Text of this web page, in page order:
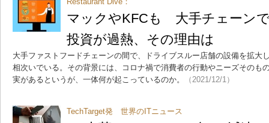
マックやKFCも 大手チェーン
投資が過熱、その理由は
大手ファストフードチェーンの間で、ドライブスルー店舗の設備を拡大
相次いでいる。その背景には、コロナ禍で消費者の行動やニーズそのも
実があるというが、一体何が起こっているのか。
（2021/12/1）
TechTarget発 世界のITニュース